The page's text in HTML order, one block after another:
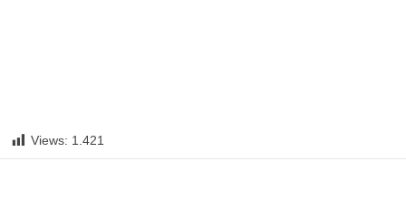
Views: 1.421